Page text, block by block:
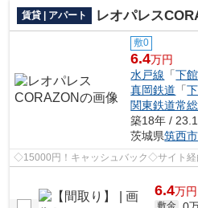
賃貸 | アパート レオパレス
敷0
6.4万円
水戸線 「下館
真岡鉄道 「
関東鉄道常
築18年 /
茨城県筑西市
◇15000円！キャッシュバック◇サイト経
6.4万円